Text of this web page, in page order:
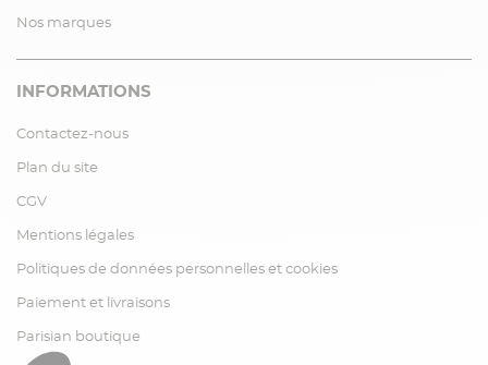
Nos marques
INFORMATIONS
Contactez-nous
Plan du site
CGV
Mentions légales
Politiques de données personnelles et cookies
Paiement et livraisons
Parisian boutique